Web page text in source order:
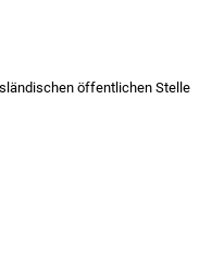
öffentlichen Stelle